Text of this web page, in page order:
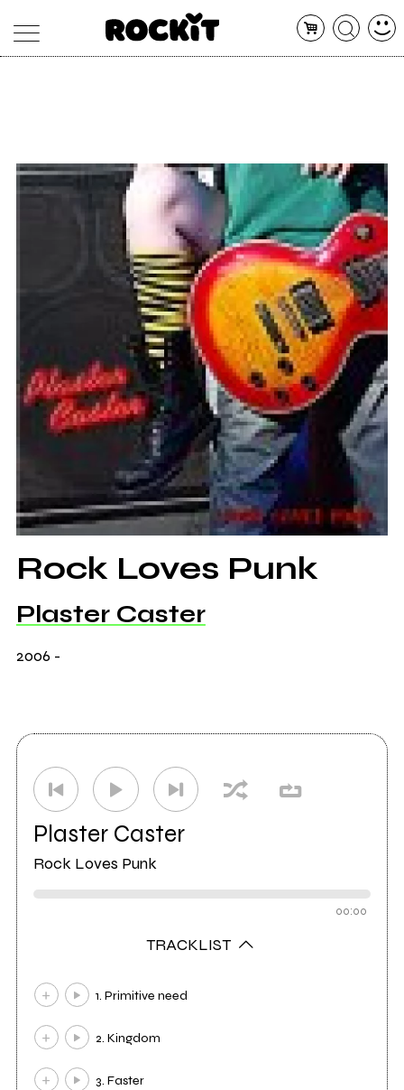
ARTISTI
CONCERTI
SHOP
RADIO
Rock Loves Punk
Plaster Caster
2006 -
Plaster Caster
Rock Loves Punk
00:00
TRACKLIST
1. Primitive need
2. Kingdom
3. Faster